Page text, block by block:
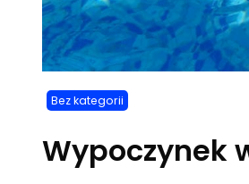
Bez kategorii
Wypoczynek